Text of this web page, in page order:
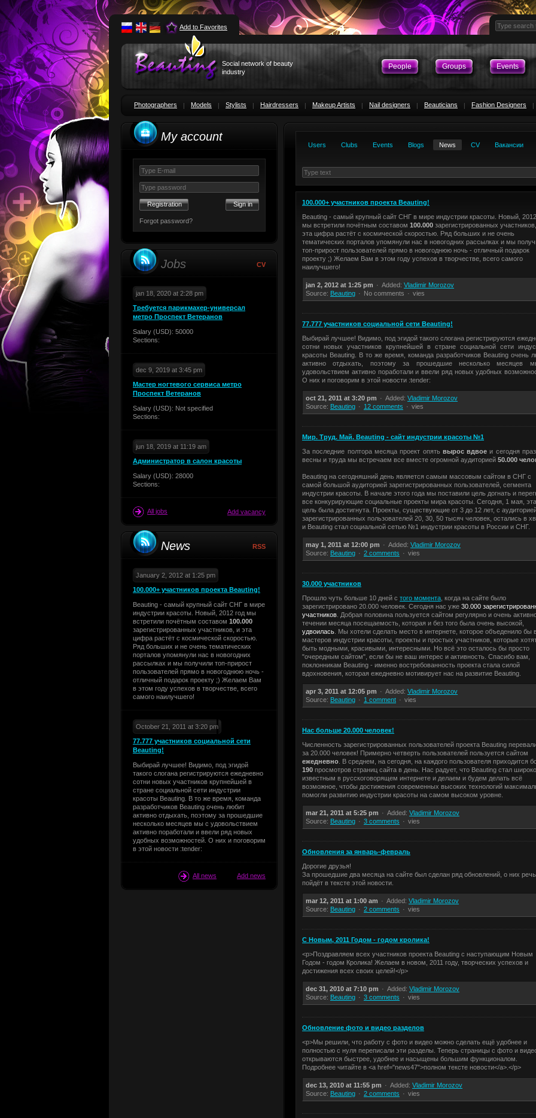
Add to Favorites
Social network of beauty
industry
People Groups Events
Photographers Models Stylists Hairdressers Makeup Artists Nail designers Beauticians Fashion Designers
My account
Registration
Forgot password?
Jobs CV
jan 18, 2020 at 2:28 pm
Требуется парикмахер-универсал
метро Проспект Ветеранов
Salary (USD): 50000
Sections:
dec 9, 2019 at 3:45 pm
Мастер ногтевого сервиса метро
Проспект Ветеранов
Salary (USD): Not specified
Sections:
jun 18, 2019 at 11:19 am
Администратор в салон красоты
Salary (USD): 28000
Sections:
All jobs Add vacancy
RSS
News
January 2, 2012 at 1:25 pm
100.000+ участников проекта Beauting!
Beauting - самый крупный сайт СНГ в мире
индустрии красоты. Новый, 2012 год мы
встретили почётным составом 100.000
зарегистрированных участников, и эта
цифра растёт с космической скоростью.
Ряд больших и не очень тематических
порталов упомянули нас в новогодних
рассылках и мы получили топ-прирост
пользователей прямо в новогоднюю ночь -
отличный подарок проекту ;) Желаем Вам
в этом году успехов в творчестве, всего
самого наилучшего!
October 21, 2011 at 3:20 pm
77.777 участников социальной сети
Beauting!
Выбирай лучшее! Видимо, под эгидой
такого слогана регистрируются ежедневно
сотни новых участников крупнейшей в
стране социальной сети индустрии
красоты Beauting. В то же время, команда
разработчиков Beauting очень любит
активно отдыхать, поэтому за прошедшие
несколько месяцев мы с удовольствием
активно поработали и ввели ряд новых
удобных возможностей. О них и поговорим
в этой новости :tender:
Add news
All news
Users Clubs Events Blogs News CV Вакансии
100.000+ участников проекта Beauting!
Beauting - самый крупный сайт СНГ в мире индустрии красоты. Новый,
мы встретили почётным составом 100.000 зарегистрированных
эта цифра растёт с космической скоростью. Ряд больших и не очень
тематических порталов упомянули нас в новогодних рассылках и мы
топ-прирост пользователей прямо в новогоднюю ночь - отличный подарок
проекту ;) Желаем Вам в этом году успехов в творчестве, всего самого
наилучшего!
jan 2, 2012 at 1:25 pm Added: Vladimir Morozov
Source: Beauting No comments vies
77.777 участников социальной сети Beauting!
Выбирай лучшее! Видимо, под эгидой такого слогана регистрируются
сотни новых участников крупнейшей в стране социальной сети
красоты Beauting. В то же время, команда разработчиков Beauting очень
активно отдыхать, поэтому за прошедшие несколько месяцев
удовольствием активно поработали и ввели ряд новых удобных
О них и поговорим в этой новости :tender:
oct 21, 2011 at 3:20 pm Added: Vladimir Morozov
Source: Beauting 12 comments vies
Мир. Труд. Май. Beauting - сайт индустрии красоты №1
За последние полтора месяца проект опять вырос вдвое и сегодня
весны и труда мы встречаем все вместе огромной аудиторией 50.000
Beauting на сегодняшний день является самым массовым сайтом в СНГ с
самой большой аудиторией зарегистрированных пользователей, сегмента
индустрии красоты. В начале этого года мы поставили цель догнать и
все конкурирующие социальные проекты мира красоты. Сегодня, 1 мая, эта
цель была достигнута. Проекты, существующие от 3 до 12 лет, с
зарегистрированных пользователей 20, 30, 50 тысяч человек, остались в
и Beauting стал социальной сетью №1 индустрии красоты в России и СНГ.
may 1, 2011 at 12:00 pm Added: Vladimir Morozov
Source: Beauting 2 comments vies
30.000 участников
Прошло чуть больше 10 дней с того момента , когда на сайте было
зарегистрировано 20.000 человек. Сегодня нас уже 30.000
участников . Добрая половина пользуется сайтом регулярно и очень
течении месяца посещаемость, которая и без того была очень высокой,
удвоилась . Мы хотели сделать место в интернете, которое объеденило бы
мастеров индустрии красоты, проекты и простых участников, которые
быть модными, красивыми, интересными. Но всё это осталось бы просто
"очередным сайтом", если бы не ваш интерес и активность. Спасибо вам,
поклонникам Beauting - именно востребованность проекта стала силой
вдохновения, которая ежедневно мотивирует нас на развитие Beauting.
apr 3, 2011 at 12:05 pm Added: Vladimir Morozov
Source: Beauting 1 comment vies
Нас больше 20.000 человек!
Численность зарегистрированных пользователей проекта Beauting
за 20.000 человек! Примерно четверть пользователей пользуется сайтом
ежедневно . В среднем, на сегодня, на каждого пользователя приходится
190 просмотров страниц сайта в день. Нас радует, что Beauting стал широко
известным в русскоговорящем интернете и делаем и будем делать всё
возможное, чтобы достижения современных высоких технологий
помогли развитию индустрии красоты на самом высоком уровне.
mar 21, 2011 at 5:25 pm Added: Vladimir Morozov
Source: Beauting 3 comments vies
Обновления за январь-февраль
Дорогие друзья!
За прошедшие два месяца на сайте был сделан ряд обновлений, о них
пойдёт в тексте этой новости.
mar 12, 2011 at 1:00 am Added: Vladimir Morozov
Source: Beauting 2 comments vies
С Новым, 2011 Годом - годом кролика!
<p>Поздравляем всех участников проекта Beauting с наступающим Новым
Годом - годом Кролика! Желаем в новом, 2011 году, творческих успехов и
достижения всех своих целей!</p>
dec 31, 2010 at 7:10 pm Added: Vladimir Morozov
Source: Beauting 3 comments vies
Обновление фото и видео разделов
<p>Мы решили, что работу с фото и видео можно сделать ещё удобнее и
полностью с нуля переписали эти разделы. Теперь страницы с фото и
открываются быстрее, удобнее и насыщены большим функционалом.
Подробнее читайте в <a href="news47">полном тексте новости</a>.</p>
dec 13, 2010 at 11:55 pm Added: Vladimir Morozov
Source: Beauting 2 comments vies